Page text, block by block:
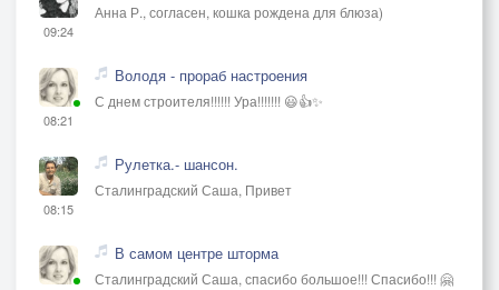
09:24
Анна Р., согласен, кошка рождена для блюза)
08:21
Володя - прораб настроения
С днем строителя!!!!!! Ура!!!!!!! 😃👍✨
08:15
Рулетка.- шансон.
Сталинградский Саша, Привет
В самом центре шторма
Сталинградский Саша, спасибо большое!!! Спасибо!!! 🤗